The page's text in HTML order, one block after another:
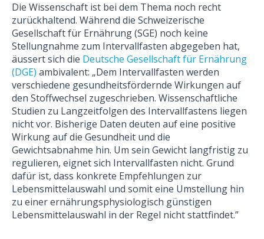
Die Wissenschaft ist bei dem Thema noch recht
zurückhaltend. Während die Schweizerische
Gesellschaft für Ernährung (SGE) noch keine
Stellungnahme zum Intervallfasten abgegeben hat,
äussert sich die Deutsche Gesellschaft für Ernährung
(DGE) ambivalent: „Dem Intervallfasten werden
verschiedene gesundheitsfördernde Wirkungen auf
den Stoffwechsel zugeschrieben. Wissenschaftliche
Studien zu Langzeitfolgen des Intervallfastens liegen
nicht vor. Bisherige Daten deuten auf eine positive
Wirkung auf die Gesundheit und die
Gewichtsabnahme hin. Um sein Gewicht langfristig zu
regulieren, eignet sich Intervallfasten nicht. Grund
dafür ist, dass konkrete Empfehlungen zur
Lebensmittelauswahl und somit eine Umstellung hin
zu einer ernährungsphysiologisch günstigen
Lebensmittelauswahl in der Regel nicht stattfindet.”